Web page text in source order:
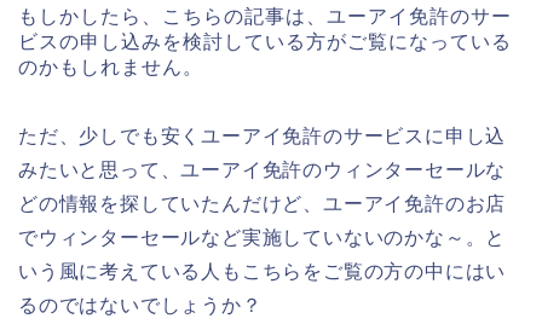
もしかしたら、こちらの記事は、ユーアイ免許のサー
ビスの申し込みを検討している方がご覧になっている
のかもしれません。
ただ、少しでも安くユーアイ免許のサービスに申し込
みたいと思って、ユーアイ免許のウィンターセールな
どの情報を探していたんだけど、ユーアイ免許のお店
でウィンターセールなど実施していないのかな～。と
いう風に考えている人もこちらをご覧の方の中にはい
るのではないでしょうか？